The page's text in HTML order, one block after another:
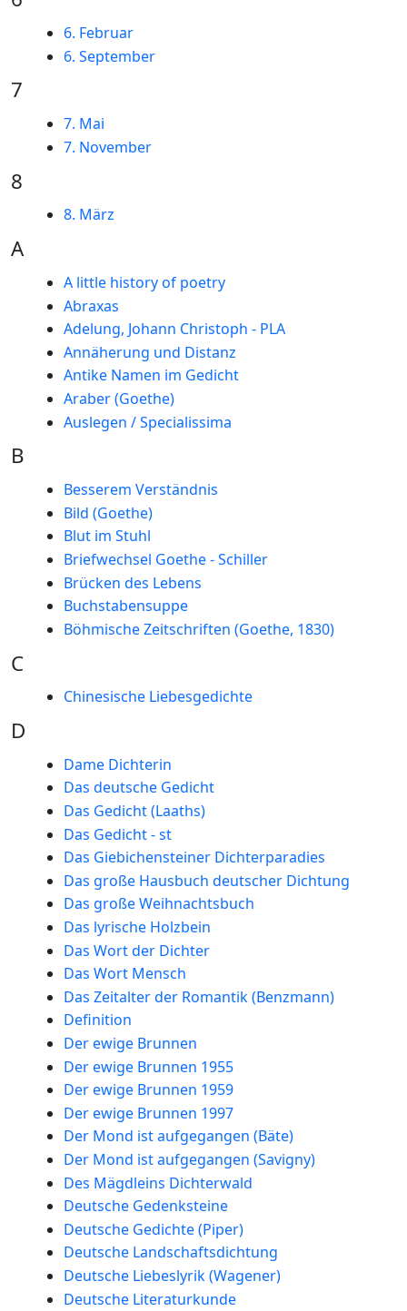
6. Februar
6. September
7
7. Mai
7. November
8
8. März
A
A little history of poetry
Abraxas
Adelung, Johann Christoph - PLA
Annäherung und Distanz
Antike Namen im Gedicht
Araber (Goethe)
Auslegen / Specialissima
B
Besserem Verständnis
Bild (Goethe)
Blut im Stuhl
Briefwechsel Goethe - Schiller
Brücken des Lebens
Buchstabensuppe
Böhmische Zeitschriften (Goethe, 1830)
C
Chinesische Liebesgedichte
D
Dame Dichterin
Das deutsche Gedicht
Das Gedicht (Laaths)
Das Gedicht - st
Das Giebichensteiner Dichterparadies
Das große Hausbuch deutscher Dichtung
Das große Weihnachtsbuch
Das lyrische Holzbein
Das Wort der Dichter
Das Wort Mensch
Das Zeitalter der Romantik (Benzmann)
Definition
Der ewige Brunnen
Der ewige Brunnen 1955
Der ewige Brunnen 1959
Der ewige Brunnen 1997
Der Mond ist aufgegangen (Bäte)
Der Mond ist aufgegangen (Savigny)
Des Mägdleins Dichterwald
Deutsche Gedenksteine
Deutsche Gedichte (Piper)
Deutsche Landschaftsdichtung
Deutsche Liebeslyrik (Wagener)
Deutsche Literaturkunde